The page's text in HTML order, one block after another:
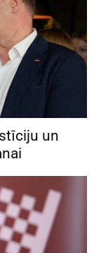
un